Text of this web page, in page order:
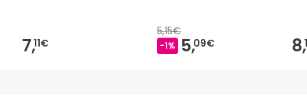
7,11€
5,15€
-1% 5,09€ 8,